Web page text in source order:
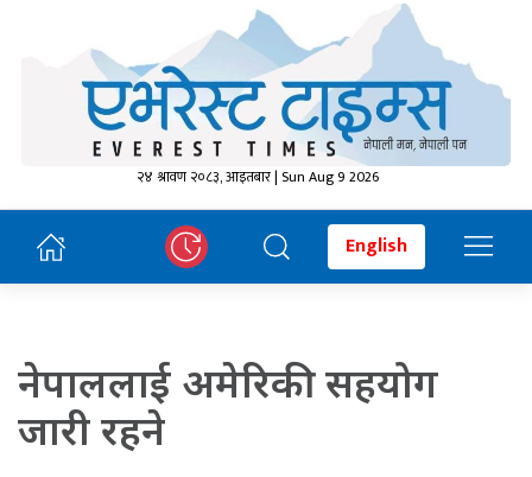
२४ श्रावण २०८३, आइतबार | Sun Aug 9 2026
English
नेपाललाई अमेरिकी सहयोग
जारी रहने